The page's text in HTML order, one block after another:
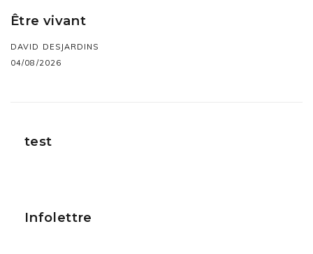
Être vivant
DAVID DESJARDINS
04/08/2026
test
Infolettre